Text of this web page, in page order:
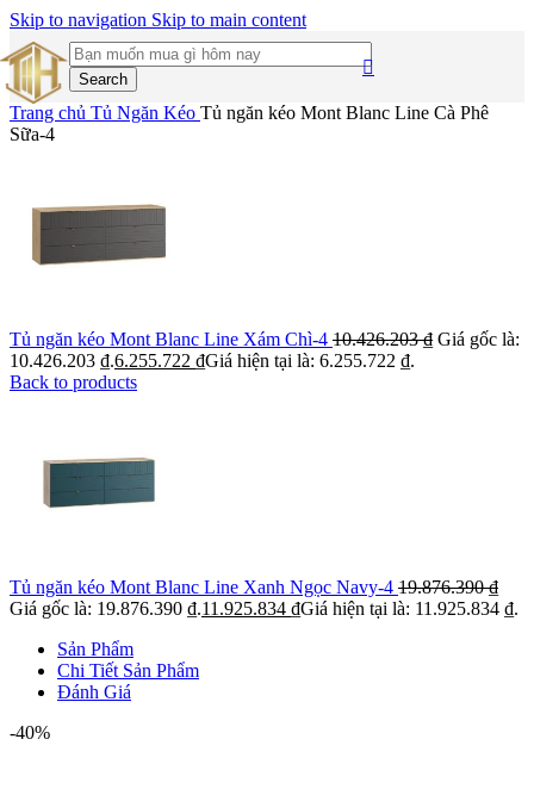
Skip to navigation Skip to main content
Search
Trang chủ Tủ Ngăn Kéo Tủ ngăn kéo Mont Blanc Line Cà Phê
Sữa-4
Tủ ngăn kéo Mont Blanc Line Xám Chì-4 10.426.203₫ Giá gốc là:
10.426.203 ₫.6.255.722 ₫Giá hiện tại là: 6.255.722 ₫.
Back to products
Tủ ngăn kéo Mont Blanc Line Xanh Ngọc Navy-4 19.876.390₫
Giá gốc là: 19.876.390 ₫.11.925.834 ₫Giá hiện tại là: 11.925.834 ₫.
Sản Phẩm
Chi Tiết Sản Phẩm
Đánh Giá
-40%